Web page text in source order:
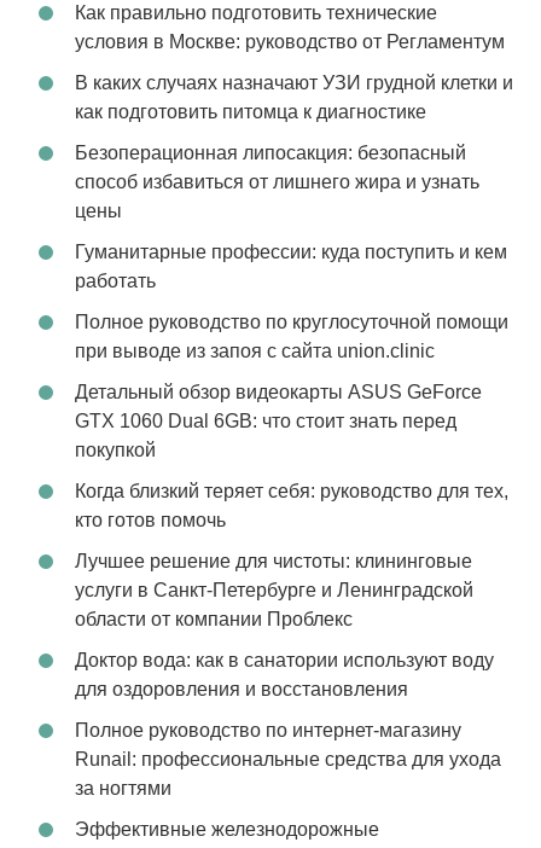
Как правильно подготовить технические
условия в Москве: руководство от Регламентум
В каких случаях назначают УЗИ грудной клетки и
как подготовить питомца к диагностике
Безоперационная липосакция: безопасный
способ избавиться от лишнего жира и узнать
цены
Гуманитарные профессии: куда поступить и кем
работать
Полное руководство по круглосуточной помощи
при выводе из запоя с сайта union.clinic
Детальный обзор видеокарты ASUS GeForce
GTX 1060 Dual 6GB: что стоит знать перед
покупкой
Когда близкий теряет себя: руководство для тех,
кто готов помочь
Лучшее решение для чистоты: клининговые
услуги в Санкт-Петербурге и Ленинградской
области от компании Проблекс
Доктор вода: как в санатории используют воду
для оздоровления и восстановления
Полное руководство по интернет-магазину
Runail: профессиональные средства для ухода
за ногтями
Эффективные железнодорожные